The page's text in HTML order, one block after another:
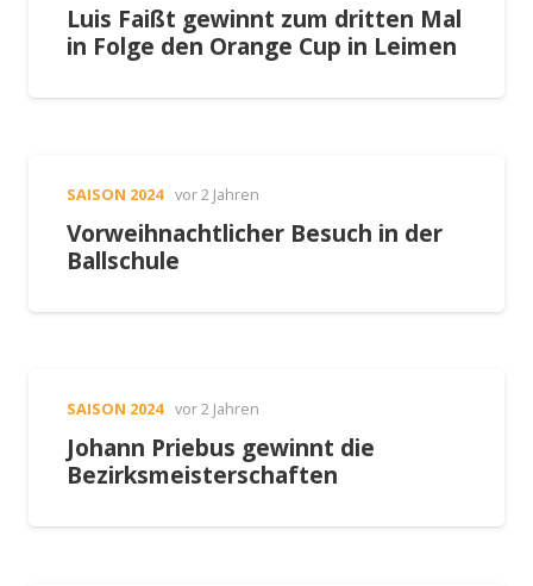
Luis Faißt gewinnt zum dritten Mal
in Folge den Orange Cup in Leimen
SAISON 2024 vor 2 Jahren
Vorweihnachtlicher Besuch in der
Ballschule
SAISON 2024 vor 2 Jahren
Johann Priebus gewinnt die
Bezirksmeisterschaften